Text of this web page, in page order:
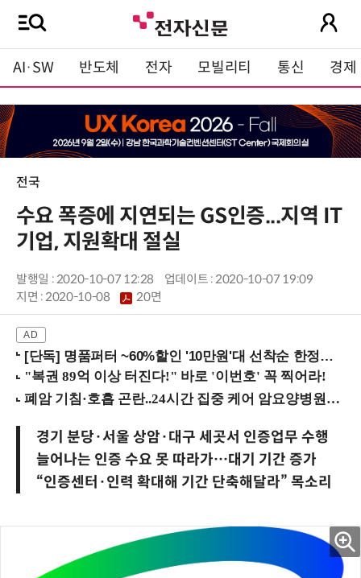
AI·SW 반도체 전자 모빌리티 통신 경제
전국
수요 폭증에 지연되는 GS인증...지역 IT
기업, 지원확대 절실
발행일 : 2020-10-07 12:28
업데이트 : 2020-10-07 19:09
지면 :2020-10-08 20면
[단독] 명품퍼터 ~60%할인 '10만원'대 선착순 한정판매!
경기 분당·서울 상암·대구 세곳서 인증업무 수행
늘어나는 인증 수요 못 따라가…대기 기간 증가
“인증센터·인력 확대해 기간 단축해달라” 목소리